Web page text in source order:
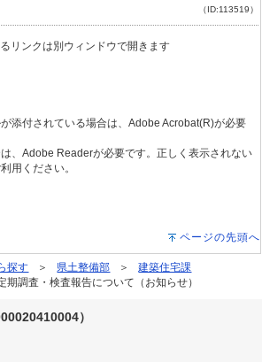
（ID:113519）
リンクは別ウィンドウで開きます
添付されている場合は、Adobe Acrobat(R)が必要
、Adobe Readerが必要です。正しく表示されない
用ください。
ページの先頭へ
探す 県土整備部
建築住宅課
期調査・検査報告について（お知らせ）
）